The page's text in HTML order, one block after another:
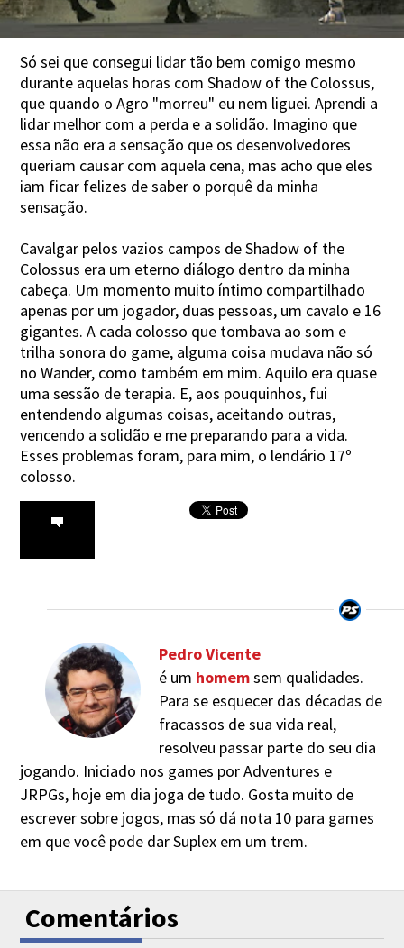
Só sei que consegui lidar tão bem comigo mesmo
durante aquelas horas com Shadow of the Colossus,
que quando o Agro "morreu" eu nem liguei. Aprendi a
lidar melhor com a perda e a solidão. Imagino que
essa não era a sensação que os desenvolvedores
queriam causar com aquela cena, mas acho que eles
iam ficar felizes de saber o porquê da minha
sensação.
Cavalgar pelos vazios campos de Shadow of the
Colossus era um eterno diálogo dentro da minha
cabeça. Um momento muito íntimo compartilhado
apenas por um jogador, duas pessoas, um cavalo e 16
gigantes. A cada colosso que tombava ao som e
trilha sonora do game, alguma coisa mudava não só
no Wander, como também em mim. Aquilo era quase
uma sessão de terapia. E, aos pouquinhos, fui
entendendo algumas coisas, aceitando outras,
vencendo a solidão e me preparando para a vida.
Esses problemas foram, para mim, o lendário 17º
colosso.
Pedro Vicente
é um homemsem qualidades.
Para se esquecer das décadas de
fracassos de sua vida real,
resolveu passar parte do seu dia
jogando. Iniciado nos games por Adventures e
JRPGs, hoje em dia joga de tudo. Gosta muito de
escrever sobre jogos, mas só dá nota 10 para games
em que você pode dar Suplex em um trem.
Comentários